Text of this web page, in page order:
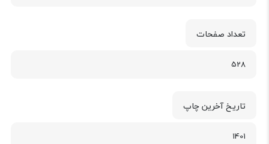
تعداد صفحات
528
تاریخ آخرین چاپ
1401